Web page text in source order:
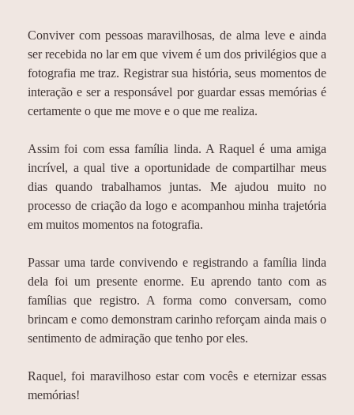
Conviver com pessoas maravilhosas, de alma leve e ainda
ser recebida no lar em que vivem é um dos privilégios que a
fotografia me traz. Registrar sua história, seus momentos de
interação e ser a responsável por guardar essas memórias é
certamente o que me move e o que me realiza.
Assim foi com essa família linda. A Raquel é uma amiga
incrível, a qual tive a oportunidade de compartilhar meus
dias quando trabalhamos juntas. Me ajudou muito no
processo de criação da logo e acompanhou minha trajetória
em muitos momentos na fotografia.
Passar uma tarde convivendo e registrando a família linda
dela foi um presente enorme. Eu aprendo tanto com as
famílias que registro. A forma como conversam, como
brincam e como demonstram carinho reforçam ainda mais o
sentimento de admiração que tenho por eles.
Raquel, foi maravilhoso estar com vocês e eternizar essas
memórias!